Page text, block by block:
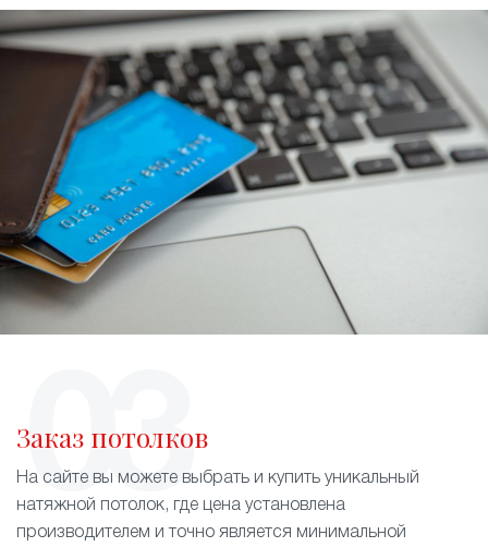
Заказ потолков
На сайте вы можете выбрать и купить уникальный
натяжной потолок, где цена установлена
производителем и точно является минимальной